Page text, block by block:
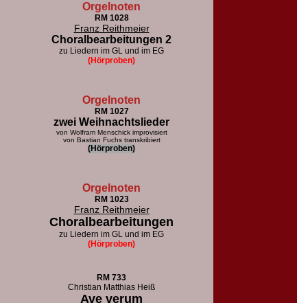
Orgelnoten
RM 1028
Franz Reithmeier
Choralbearbeitungen 2
zu Liedern im GL und im EG
(Hörproben)
Orgelnoten
RM 1027
zwei Weihnachtslieder
von Wolfram Menschick improvisiert
von Bastian Fuchs transkribiert
(Hörproben)
Orgelnoten
RM 1023
Franz Reithmeier
Choralbearbeitungen
zu Liedern im GL und im EG
(Hörproben)
RM 733
Christian Matthias Heiß
Ave verum